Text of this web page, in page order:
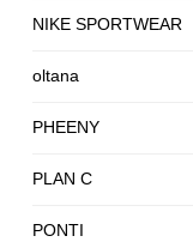
NIKE SPORTWEAR
oltana
PHEENY
PLAN C
PONTI